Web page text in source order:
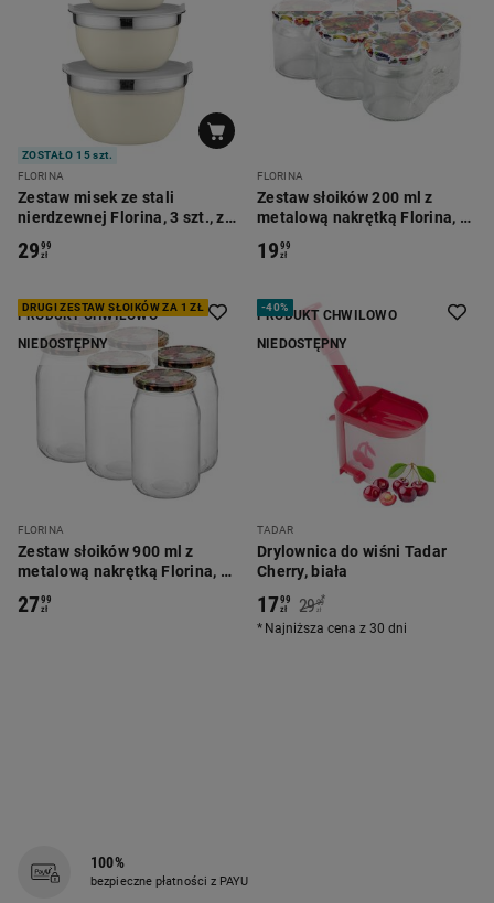
ZOSTAŁO 15 szt.
FLORINA
Zestaw misek ze stali
nierdzewnej Florina, 3 szt., z
2999
zł
FLORINA
Zestaw słoików 200 ml z
metalową nakrętką Florina, 6
1999
zł
PRODUKT CHWILOWO
NIEDOSTĘPNY
DRUGI ZESTAW SŁOIKÓW ZA 1 ZŁ
FLORINA
Zestaw słoików 900 ml z
metalową nakrętką Florina, 6
2799
zł
PRODUKT CHWILOWO
NIEDOSTĘPNY
-40%
TADAR
Drylownica do wiśni Tadar
Cherry, biała
1799
zł 29 99
zł
*
Najniższa cena z 30 dni
100%
bezpieczne płatności z PAYU